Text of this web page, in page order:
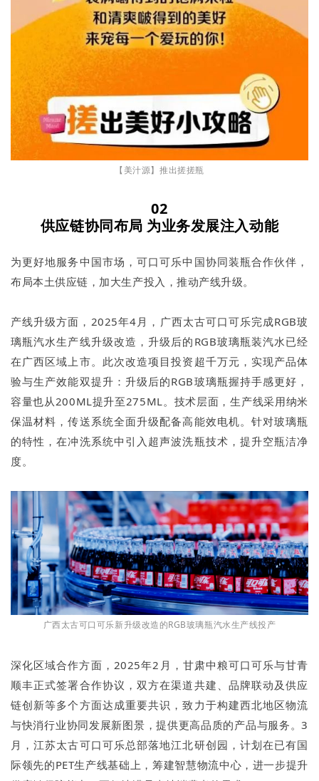
【美汁源】推出搓搓瓶
02
供应链协同布局 为业务发展注入动能
为更好地服务中国市场，可口可乐中国协同装瓶合作伙伴，
布局本土供应链，加大生产投入，推动产线升级。
产线升级方面，2025年4月，广西太古可口可乐完成RGB玻
璃瓶汽水生产线升级改造，升级后的RGB玻璃瓶装汽水已经
在广西区域上市。此次改造项目投资超千万元，实现产品体
验与生产效能双提升：升级后的RGB玻璃瓶握持手感更好，
容量也从200ML提升至275ML。技术层面，生产线采用纳米
保温材料，传送系统全面升级配备高能效电机。针对玻璃瓶
的特性，在冲洗系统中引入超声波洗瓶技术，提升空瓶洁净
度。
广西太古可口可乐新升级改造的RGB玻璃瓶汽水生产线投产
深化区域合作方面，2025年2月，甘肃中粮可口可乐与甘青
顺丰正式签署合作协议，双方在渠道共建、品牌联动及供应
链创新等多个方面达成重要共识，致力于构建西北地区物流
与快消行业协同发展新图景，提供更高品质的产品与服务。3
月，江苏太古可口可乐总部落地江北研创园，计划在已有国
际领先的PET生产线基础上，筹建智慧物流中心，进一步提升